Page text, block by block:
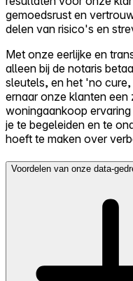
gemoedsrust en
delen van risico's en
Met onze eerlijke en
alleen bij de notaris
sleutels, en het 'no
ernaar onze klanten
woningaankoop
je te begeleiden en te
hoeft te maken over
Voordelen van onze data-